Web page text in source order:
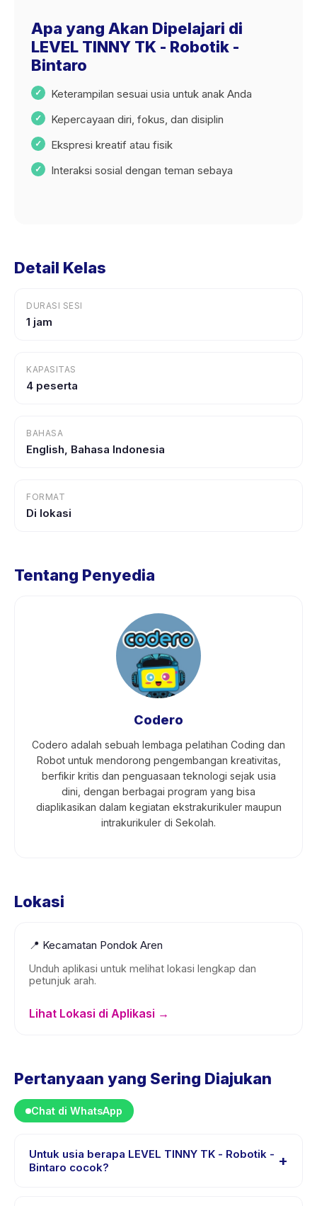
Apa yang Akan Dipelajari di
LEVEL TINNY TK - Robotik -
Bintaro
Keterampilan sesuai usia untuk anak Anda
Kepercayaan diri, fokus, dan disiplin
Ekspresi kreatif atau fisik
Interaksi sosial dengan teman sebaya
Detail Kelas
DURASI SESI
1 jam
KAPASITAS
4 peserta
BAHASA
English, Bahasa Indonesia
FORMAT
Di lokasi
Tentang Penyedia
Codero
Codero adalah sebuah lembaga pelatihan Coding dan
Robot untuk mendorong pengembangan kreativitas,
berfikir kritis dan penguasaan teknologi sejak usia
dini, dengan berbagai program yang bisa
diaplikasikan dalam kegiatan ekstrakurikuler maupun
intrakurikuler di Sekolah.
Lokasi
📍 Kecamatan Pondok Aren
Unduh aplikasi untuk melihat lokasi lengkap dan
petunjuk arah.
Lihat Lokasi di Aplikasi →
Pertanyaan yang Sering Diajukan
Chat di WhatsApp
Untuk usia berapa LEVEL TINNY TK - Robotik -
Bintaro cocok?
+